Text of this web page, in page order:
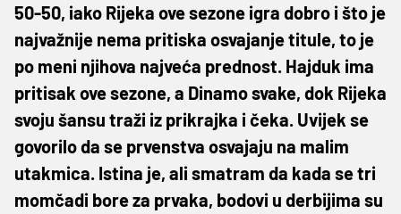
50-50, iako Rijeka ove sezone igra dobro i što je
najvažnije nema pritiska osvajanje titule, to je
po meni njihova najveća prednost. Hajduk ima
pritisak ove sezone, a Dinamo svake, dok Rijeka
svoju šansu traži iz prikrajka i čeka. Uvijek se
govorilo da se prvenstva osvajaju na malim
utakmica. Istina je, ali smatram da kada se tri
momčadi bore za prvaka, bodovi u derbijima su